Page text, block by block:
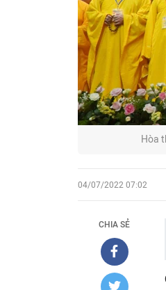
Hòa
04/07/2022 07:02
CHIA SẺ